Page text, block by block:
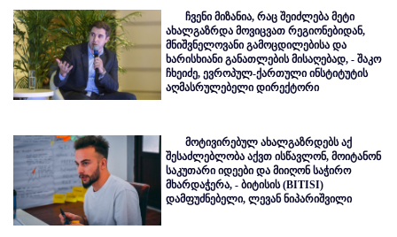
ჩვენი მიზანია, რაც შეიძლება მეტი
ახალგაზრდა მოვიცვათ რეგიონებიდან,
მნიშვნელოვანი გამოცდილებისა და
ხარისხიანი განათლების მისაღებად, - შაკო
ჩხეიძე, ევროპულ-ქართული ინსტიტუტის
აღმასრულებელი დირექტორი
მოტივირებულ ახალგაზრდებს აქ
შესაძლებლობა აქვთ ისწავლონ, მოიტანონ
საკუთარი იდეები და მიიღონ საჭირო
მხარდაჭერა, - ბიტისის (BITISI)
დამფუძნებელი, ლევან ნიპარიშვილი